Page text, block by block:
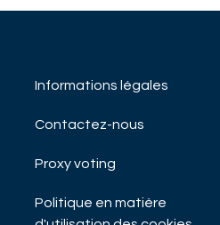
Informations légales
Contactez-nous
Proxy voting
Politique en matière